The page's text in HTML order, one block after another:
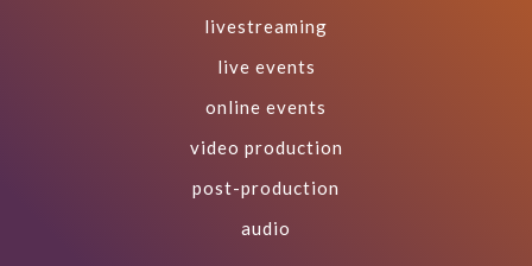
livestreaming
live events
online events
video production
post-production
audio